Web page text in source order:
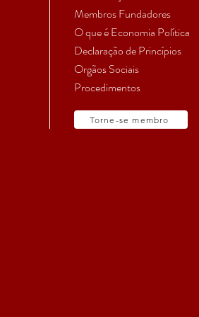
Membros Fundadores
O que é Economia Política
Declaração de Princípios
Orgãos Sociais
Procedimentos
Torne-se membro